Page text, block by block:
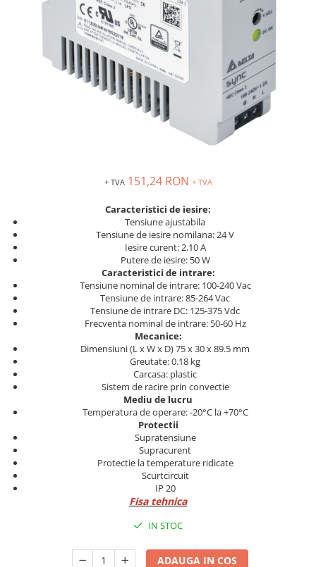
Router si switch-uri industriale
Afisoare digitale
Senzori distanta
Senzori fotoelectrici
Senzori inductivi
Senzori magnetici-rezistivi
Senzori ultrasonici
Direct-On-Line Starters
Cam Switches
Cleme sir
Cleme 10mm
Cleme 2.5mm
Cleme 4mm
Cleme 6mm
Intrerupator general
+ TVA 151,24 RON + TVA
Caracteristici de iesire:
Tensiune ajustabila
Tensiune de iesire nomilana: 24 V
Iesire curent: 2.10 A
Putere de iesire: 50 W
Caracteristici de intrare:
Tensiune nominal de intrare: 100-240 Vac
Tensiune de intrare: 85-264 Vac
Tensiune de intrare DC: 125-375 Vdc
Frecventa nominal de intrare: 50-60 Hz
Mecanice:
Dimensiuni (L x W x D) 75 x 30 x 89.5 mm
Greutate: 0.18 kg
Carcasa: plastic
Sistem de racire prin convectie
Mediu de lucru
Temperatura de operare: -20°C la +70°C
Protectii
Supratensiune
Supracurent
Protectie la temperature ridicate
Scurtcircuit
IP 20
Fisa tehnica
IN STOC
ADAUGA IN COS